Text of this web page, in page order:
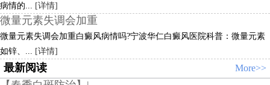
病情的...
[详情]
微量元素失调会加重
微量元素失调会加重白癜风病情吗?宁波华仁白癜风医院科普：微量元素
如锌、...
[详情]
最新阅读 More>>